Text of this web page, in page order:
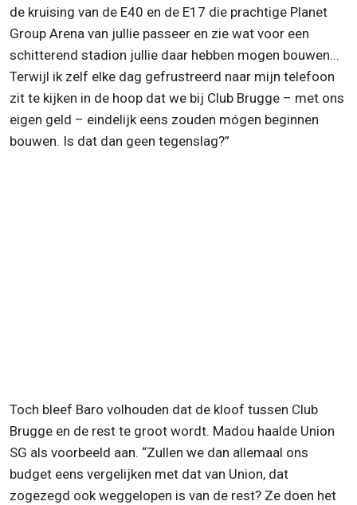
de kruising van de E40 en de E17 die prachtige Planet
Group Arena van jullie passeer en zie wat voor een
schitterend stadion jullie daar hebben mogen bouwen...
Terwijl ik zelf elke dag gefrustreerd naar mijn telefoon
zit te kijken in de hoop dat we bij Club Brugge – met ons
eigen geld – eindelijk eens zouden mógen beginnen
bouwen. Is dat dan geen tegenslag?”
Toch bleef Baro volhouden dat de kloof tussen Club
Brugge en de rest te groot wordt. Madou haalde Union
SG als voorbeeld aan. “Zullen we dan allemaal ons
budget eens vergelijken met dat van Union, dat
zogezegd ook weggelopen is van de rest? Ze doen het